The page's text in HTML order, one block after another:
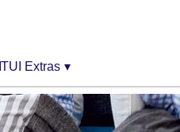
TUI Extras ▾